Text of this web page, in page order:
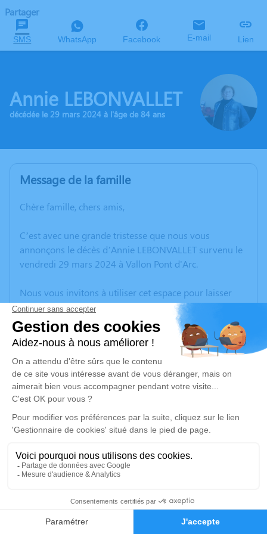
Faire-part Hommages
Partager
SMS WhatsApp Facebook E-mail Lien
Annie LEBONVALLET
décédée le 29 mars 2024 à l'âge de 84 ans
Message de la famille
Chère famille, chers amis,
C’est avec une grande tristesse que nous vous
annonçons le décès d’Annie LEBONVALLET survenu le
vendredi 29 mars 2024 à Vallon Pont d'Arc.
Nous vous invitons à utiliser cet espace pour laisser
vos condoléances, partager des photos souvenirs, une
anecdote ou exprimer vos pensées à travers des
poèmes ou des textes. Cet endroit est un lieu
d'expression dédié à honorer la mémoire d’Annie
LEBONVALLET.
Un service de plantation d’arbre hommage est
disponible ici.
Je rends hommage
Cérémonie civile
Crématorium de Bourg-Saint-Andéol
Quartier de l'Olivet Bourg-Saint-Andéol